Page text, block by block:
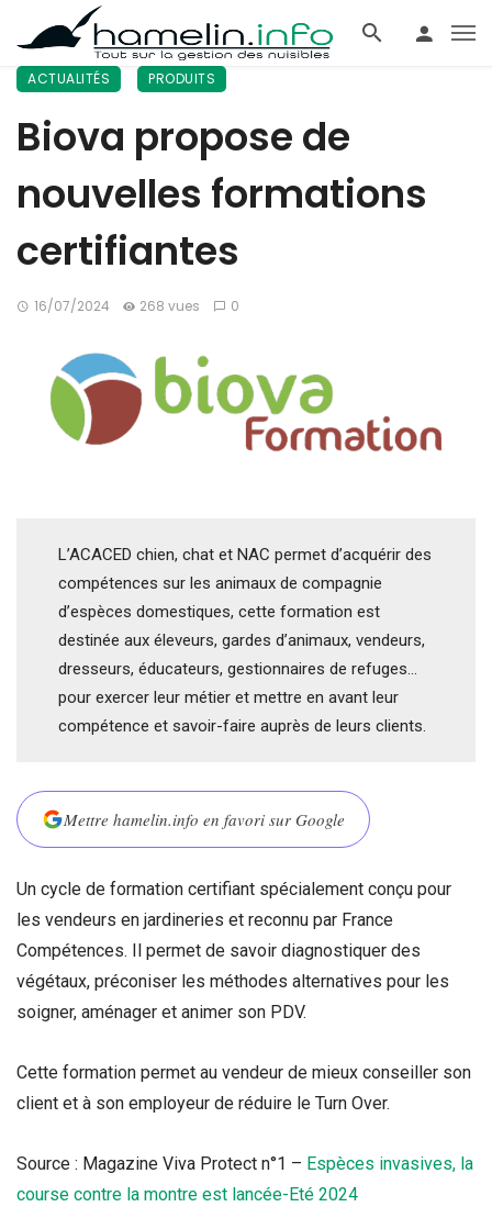
ACTUALITÉS PRODUITS
Biova propose de
nouvelles formations
certifiantes
16/07/2024 268 vues 0
L’ACACED chien, chat et NAC permet d’acquérir des
compétences sur les animaux de compagnie
d’espèces domestiques, cette formation est
destinée aux éleveurs, gardes d’animaux, vendeurs,
dresseurs, éducateurs, gestionnaires de refuges…
pour exercer leur métier et mettre en avant leur
compétence et savoir-faire auprès de leurs clients.
Mettre hamelin.info en favori sur Google
Un cycle de formation certifiant spécialement conçu pour
les vendeurs en jardineries et reconnu par France
Compétences. Il permet de savoir diagnostiquer des
végétaux, préconiser les méthodes alternatives pour les
soigner, aménager et animer son PDV.
Cette formation permet au vendeur de mieux conseiller son
client et à son employeur de réduire le Turn Over.
Source : Magazine Viva Protect n°1 – Espèces invasives, la
course contre la montre est lancée-Eté 2024